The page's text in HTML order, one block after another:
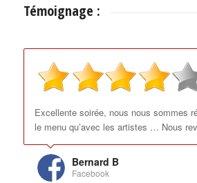
Témoignage :
Excellente soirée, nous nous sommes
le menu qu’avec les artistes … Nous
Bernard B
Facebook